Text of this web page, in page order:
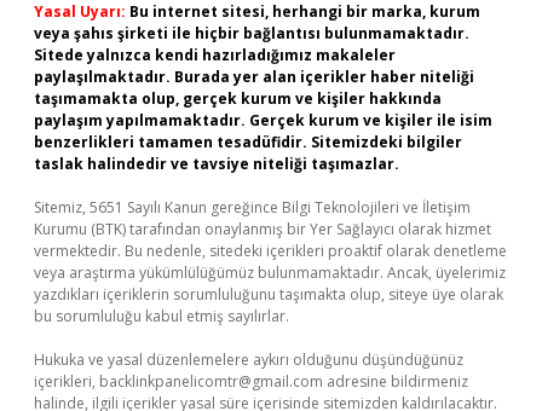
Yasal Uyarı: Bu internet sitesi, herhangi bir marka, kurum
veya şahıs şirketi ile hiçbir bağlantısı bulunmamaktadır.
Sitede yalnızca kendi hazırladığımız makaleler
paylaşılmaktadır. Burada yer alan içerikler haber niteliği
taşımamakta olup, gerçek kurum ve kişiler hakkında
paylaşım yapılmamaktadır. Gerçek kurum ve kişiler ile isim
benzerlikleri tamamen tesadüfidir. Sitemizdeki bilgiler
taslak halindedir ve tavsiye niteliği taşımazlar.
Sitemiz, 5651 Sayılı Kanun gereğince Bilgi Teknolojileri ve İletişim
Kurumu (BTK) tarafından onaylanmış bir Yer Sağlayıcı olarak hizmet
vermektedir. Bu nedenle, sitedeki içerikleri proaktif olarak denetleme
veya araştırma yükümlülüğümüz bulunmamaktadır. Ancak, üyelerimiz
yazdıkları içeriklerin sorumluluğunu taşımakta olup, siteye üye olarak
bu sorumluluğu kabul etmiş sayılırlar.
Hukuka ve yasal düzenlemelere aykırı olduğunu düşündüğünüz
içerikleri, backlinkpanelicomtr@gmail.com adresine bildirmeniz
halinde, ilgili içerikler yasal süre içerisinde sitemizden kaldırılacaktır.